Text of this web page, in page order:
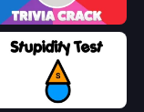
Trivia Crack
Stupidity Test